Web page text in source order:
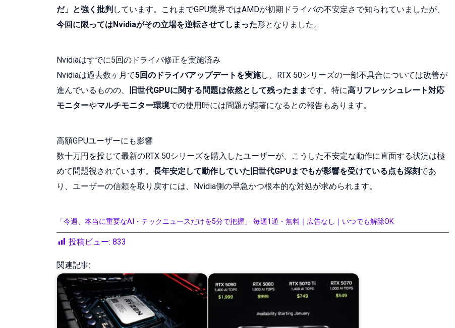
だ」と強く批判 しています。これまでGPU業界ではAMDが初期ドライバの不安定さで知られていましたが、
今回に限ってはNvidiaがその立場を逆転させてしまった形となりました。
Nvidiaはすでに5回のドライバ修正を実施済み
Nvidiaは過去数ヶ月で5回のドライバアップデートを実施し、RTX 50シリーズの一部不具合については改善が
進んでいるものの、
旧世代GPUに関する問題は依然として残ったままです。特に高リフレッシュレート対応
モニターやマルチモニター環境での使用時には問題が顕著になるとの報告もあります。
高額GPUユーザーにも影響
数十万円を投じて最新のRTX 50シリーズを購入したユーザーが、こうした不安定な動作に直面する状況は極
めて問題視されています。 長年安定して動作していた旧世代GPUまでもが影響を受けている点も深刻 であ
り、ユーザーの信頼を取り戻すには、Nvidia側の早急かつ根本的な対処が求められます。
「今週、本当に重要なAI・テックニュースだけを5分で把握」 毎週1通・無料｜広告なし｜いつでも解除OK
投稿ビュー: 833
関連記事: